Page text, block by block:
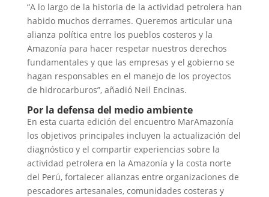
“A lo largo de la historia de la actividad petrolera han
habido muchos derrames. Queremos articular una
alianza política entre los pueblos costeros y la
Amazonía para hacer respetar nuestros derechos
fundamentales y que las empresas y el gobierno se
hagan responsables en el manejo de los proyectos
de hidrocarburos”, añadió Neil Encinas.
Por la defensa del medio ambiente
En esta cuarta edición del encuentro MarAmazonía
los objetivos principales incluyen la actualización del
diagnóstico y el compartir experiencias sobre la
actividad petrolera en la Amazonía y la costa norte
del Perú, fortalecer alianzas entre organizaciones de
pescadores artesanales, comunidades costeras y